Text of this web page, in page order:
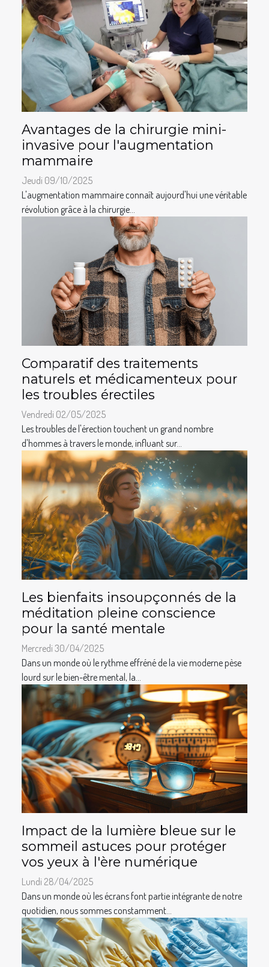
Avantages de la chirurgie mini-
invasive pour l'augmentation
mammaire
Jeudi 09/10/2025
L'augmentation mammaire connaît aujourd'hui une véritable
révolution grâce à la chirurgie...
Comparatif des traitements
naturels et médicamenteux pour
les troubles érectiles
Vendredi 02/05/2025
Les troubles de l'érection touchent un grand nombre
d'hommes à travers le monde, influant sur...
Les bienfaits insoupçonnés de la
méditation pleine conscience
pour la santé mentale
Mercredi 30/04/2025
Dans un monde où le rythme effréné de la vie moderne pèse
lourd sur le bien-être mental, la...
Impact de la lumière bleue sur le
sommeil astuces pour protéger
vos yeux à l'ère numérique
Lundi 28/04/2025
Dans un monde où les écrans font partie intégrante de notre
quotidien, nous sommes constamment...